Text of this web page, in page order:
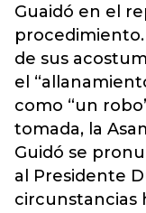
Guaidó en el
de sus
el
como “un
tomada, la
Guidó se
al Presidente
circunstancias